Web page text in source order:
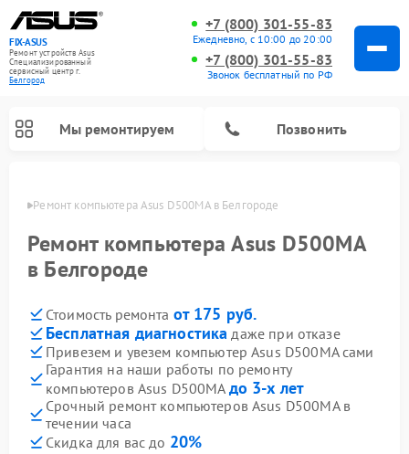
FIX-ASUS
Ремонт устройств Asus
Специализированный
cервисный центр г.
Белгород
+7 (800) 301-55-83
Ежедневно, с 10:00 до 20:00
+7 (800) 301-55-83
Звонок бесплатный по РФ
Мы ремонтируем Позвонить
Ремонт компьютера Asus D500MA в Белгороде
Ремонт компьютера Asus D500MA
в Белгороде
Стоимость ремонта от 175 руб.
Бесплатная диагностика даже при отказе
Привезем и увезем компьютер Asus D500MA сами
Гарантия на наши работы по ремонту
компьютеров Asus D500MA до 3-х лет
Срочный ремонт компьютеров Asus D500MA в
течении часа
Скидка для вас до 20%